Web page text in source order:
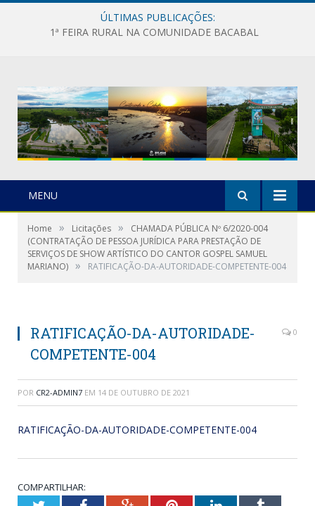
ÚLTIMAS PUBLICAÇÕES:
1ª FEIRA RURAL NA COMUNIDADE BACABAL
MENU
Home » Licitações »
CHAMADA PÚBLICA Nº 6/2020-004
(CONTRATAÇÃO DE PESSOA JURÍDICA PARA PRESTAÇÃO DE
SERVIÇOS DE SHOW ARTÍSTICO DO CANTOR GOSPEL SAMUEL
MARIANO) » RATIFICAÇÃO-DA-AUTORIDADE-COMPETENTE-004
RATIFICAÇÃO-DA-AUTORIDADE-
COMPETENTE-004
0
POR CR2-ADMIN7 EM 14 DE OUTUBRO DE 2021
RATIFICAÇÃO-DA-AUTORIDADE-COMPETENTE-004
COMPARTILHAR: